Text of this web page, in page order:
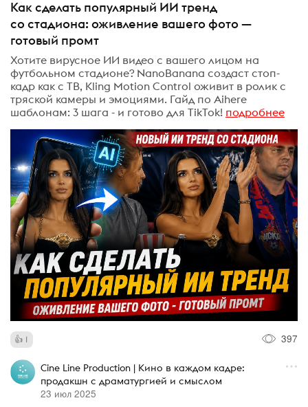
Как сделать популярный ИИ тренд
со стадиона: оживление вашего фото —
готовый промт
Хотите вирусное ИИ видео с вашего лицом на
футбольном стадионе? NanoBanana создаст стоп-
кадр как с ТВ, Kling Motion Control оживит в ролик с
тряской камеры и эмоциями. Гайд по Aihere
шаблонам: 3 шага - и готово для TikTok! подробнее
1 397
Cine Line Production | Кино в каждом кадре:
продакшн с драматургией и смыслом
23 июл 2025